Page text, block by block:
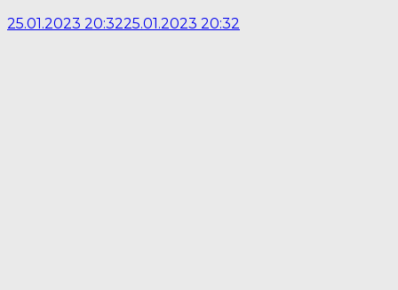
25.01.2023 20:3225.01.2023 20:32